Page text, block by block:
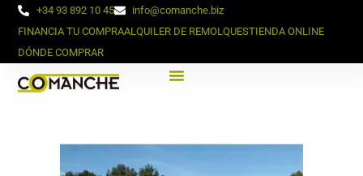
+34 93 892 10 45
info@comanche.biz
FINANCIA TU COMPRAALQUILER DE REMOLQUESTIENDA ONLINE
DÓNDE COMPRAR